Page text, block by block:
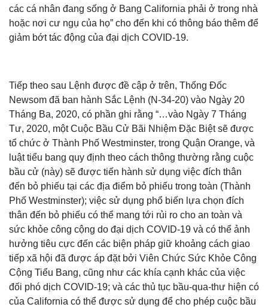
các cá nhân đang sống ở Bang California phải ở trong nhà
hoặc nơi cư ngụ của họ” cho đến khi có thông báo thêm để
giảm bớt tác động của đại dịch COVID-19.
Tiếp theo sau Lệnh được đề cập ở trên, Thống Đốc
Newsom đã ban hành Sắc Lệnh (N-34-20) vào Ngày 20
Tháng Ba, 2020, có phần ghi rằng “…vào Ngày 7 Tháng
Tư, 2020, một Cuộc Bầu Cử Bãi Nhiệm Đặc Biệt sẽ được
tổ chức ở Thành Phố Westminster, trong Quận Orange, và
luật tiểu bang quy định theo cách thông thường rằng cuộc
bầu cử (này) sẽ được tiến hành sử dụng việc đích thân
đến bỏ phiếu tại các địa điểm bỏ phiếu trong toàn (Thành
Phố Westminster); việc sử dụng phổ biến lựa chọn đích
thân đến bỏ phiếu có thể mang tới rủi ro cho an toàn và
sức khỏe công cộng do đại dịch COVID-19 và có thể ảnh
hưởng tiêu cực đến các biện pháp giữ khoảng cách giao
tiếp xã hội đã được áp đặt bởi Viên Chức Sức Khỏe Công
Cộng Tiểu Bang, cũng như các khía cạnh khác của việc
đối phó dịch COVID-19; và các thủ tục bầu-qua-thư hiện có
của California có thể được sử dụng để cho phép cuộc bầu